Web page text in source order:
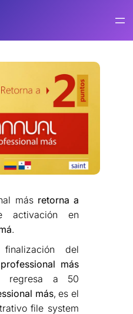
másretorna a
en
.
del
más
a 50
más, es el
file system